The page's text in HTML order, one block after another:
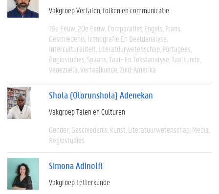
Vakgroep Vertalen, tolken en communicatie
19e Eeuw 20e Eeuw Comparatief Engels Frans
Geschiedenis Iconografie En Beeldanalyse
Interculturaliteit Literatuurwetenschap Portugees
Regiostudies Spaans Taal- En Tekstanalyse Taalkunde
Venezuela Vertaalkunde Zuid-Amerika
Shola (Olorunshola) Adenekan
Vakgroep Talen en Culturen
Gender Geschiedenis Kunst Literatuurwetenschap Media
Regiostudies
Simona Adinolfi
Vakgroep Letterkunde